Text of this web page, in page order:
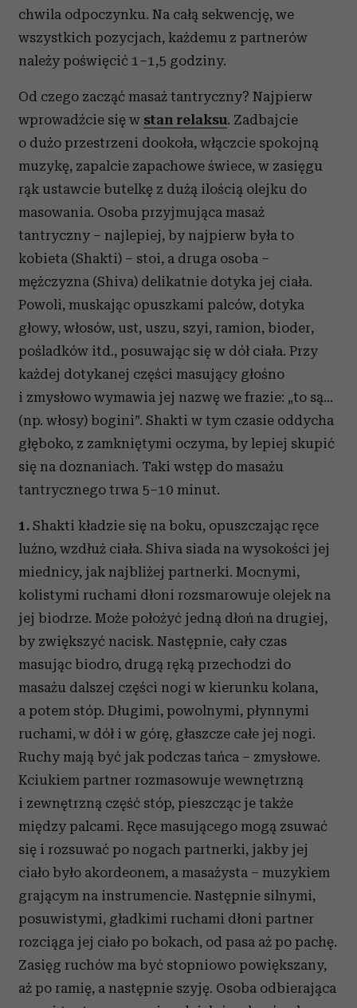
chwila odpoczynku. Na całą sekwencję, we
wszystkich pozycjach, każdemu z partnerów
należy poświęcić 1–1,5 godziny.
Od czego zacząć masaż tantryczny? Najpierw
wprowadźcie się w stan relaksu. Zadbajcie
o dużo przestrzeni dookoła, włączcie spokojną
muzykę, zapalcie zapachowe świece, w zasięgu
rąk ustawcie butelkę z dużą ilością olejku do
masowania. Osoba przyjmująca masaż
tantryczny – najlepiej, by najpierw była to
kobieta (Shakti) – stoi, a druga osoba –
mężczyzna (Shiva) delikatnie dotyka jej ciała.
Powoli, muskając opuszkami palców, dotyka
głowy, włosów, ust, uszu, szyi, ramion, bioder,
pośladków itd., posuwając się w dół ciała. Przy
każdej dotykanej części masujący głośno
i zmysłowo wymawia jej nazwę we frazie: „to są...
(np. włosy) bogini”. Shakti w tym czasie oddycha
głęboko, z zamkniętymi oczyma, by lepiej skupić
się na doznaniach. Taki wstęp do masażu
tantrycznego trwa 5–10 minut.
1. Shakti kładzie się na boku, opuszczając ręce
luźno, wzdłuż ciała. Shiva siada na wysokości jej
miednicy, jak najbliżej partnerki. Mocnymi,
kolistymi ruchami dłoni rozsmarowuje olejek na
jej biodrze. Może położyć jedną dłoń na drugiej,
by zwiększyć nacisk. Następnie, cały czas
masując biodro, drugą ręką przechodzi do
masażu dalszej części nogi w kierunku kolana,
a potem stóp. Długimi, powolnymi, płynnymi
ruchami, w dół i w górę, głaszcze całe jej nogi.
Ruchy mają być jak podczas tańca – zmysłowe.
Kciukiem partner rozmasowuje wewnętrzną
i zewnętrzną część stóp, pieszcząc je także
między palcami. Ręce masującego mogą zsuwać
się i rozsuwać po nogach partnerki, jakby jej
ciało było akordeonem, a masażysta – muzykiem
grającym na instrumencie. Następnie silnymi,
posuwistymi, gładkimi ruchami dłoni partner
rozciąga jej ciało po bokach, od pasa aż po pachę.
Zasięg ruchów ma być stopniowo powiększany,
aż po ramię, a następnie szyję. Osoba odbierająca